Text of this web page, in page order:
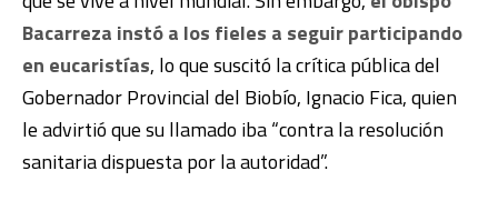
Bacarreza instó a los fieles a seguir participando
en eucaristías, lo que suscitó la crítica pública del
Gobernador Provincial del Biobío, Ignacio Fica, quien
le advirtió que su llamado iba “contra la resolución
sanitaria dispuesta por la autoridad”.